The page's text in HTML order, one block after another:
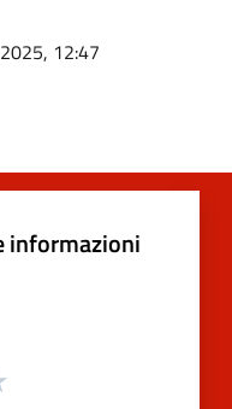
12:47
informazioni